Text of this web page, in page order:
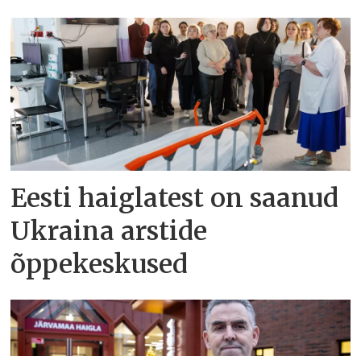
Eesti haiglatest on saanud
Ukraina arstide
õppekeskused